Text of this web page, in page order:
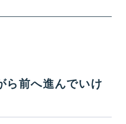
ら前へ進んでいけ